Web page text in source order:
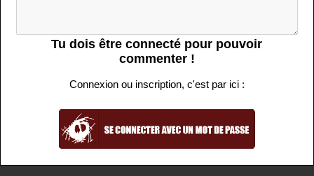
Tu dois être connecté pour pouvoir
commenter !
Connexion ou inscription, c'est par ici :